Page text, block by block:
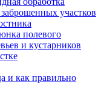
участков
полевого
и кустарников
и как правильно